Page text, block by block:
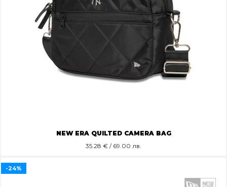
NEW ERA QUILTED CAMERA BAG
35.28 € / 69.00 лв.
-24%